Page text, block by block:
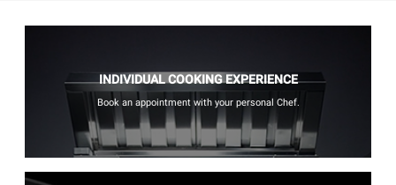
INDIVIDUAL COOKING EXPERIENCE
Book an appointment with your personal Chef.